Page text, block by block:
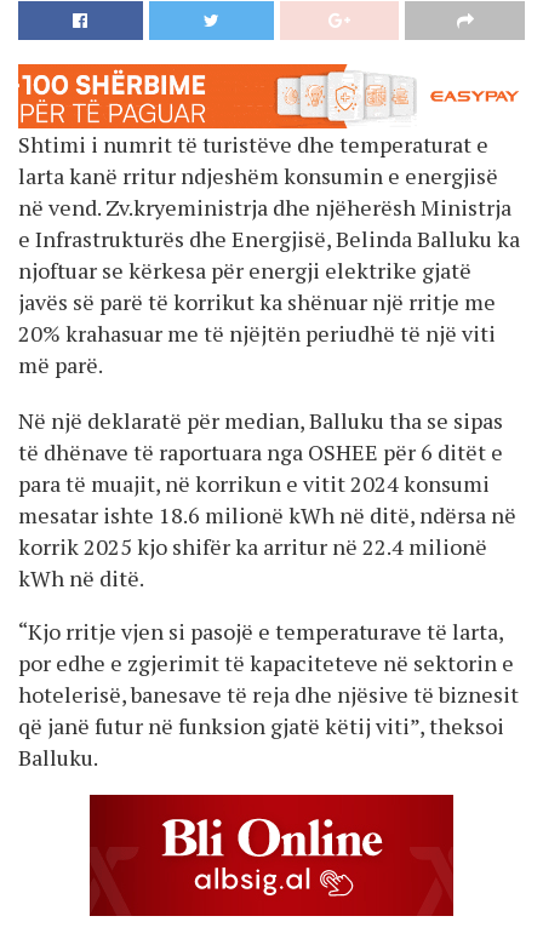
Shtimi i numrit të turistëve dhe temperaturat e
larta kanë rritur ndjeshëm konsumin e energjisë
në vend. Zv.kryeministrja dhe njëherësh Ministrja
e Infrastrukturës dhe Energjisë, Belinda Balluku ka
njoftuar se kërkesa për energji elektrike gjatë
javës së parë të korrikut ka shënuar një rritje me
20% krahasuar me të njëjtën periudhë të një viti
më parë.
Në një deklaratë për median, Balluku tha se sipas
të dhënave të raportuara nga OSHEE për 6 ditët e
para të muajit, në korrikun e vitit 2024 konsumi
mesatar ishte 18.6 milionë kWh në ditë, ndërsa në
korrik 2025 kjo shifër ka arritur në 22.4 milionë
kWh në ditë.
“Kjo rritje vjen si pasojë e temperaturave të larta,
por edhe e zgjerimit të kapaciteteve në sektorin e
hotelerisë, banesave të reja dhe njësive të biznesit
që janë futur në funksion gjatë këtij viti”, theksoi
Balluku.